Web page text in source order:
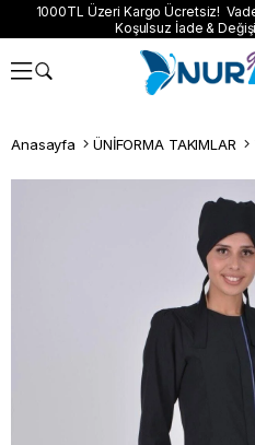
1000TL Üzeri Kargo Ücretsiz!
Koşulsuz İade &
Anasayfa ÜNİFORMA TAKIMLAR